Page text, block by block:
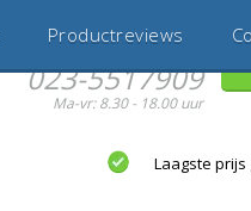
Hulp nodig?
023-5517909
Ma-vr: 8.30 - 18.00 uur
Productreviews
Laagste